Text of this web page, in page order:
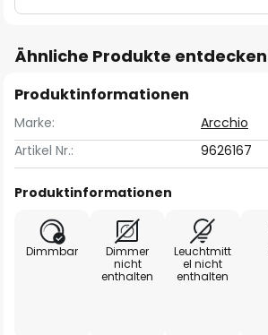
Ähnliche Produkte entdecken
Produktinformationen
Marke:
Arcchio
Artikel Nr.:
9626167
Produktinformationen
Dimmbar
Dimmer
nicht
enthalten
Leuchtmitt
el nicht
enthalten